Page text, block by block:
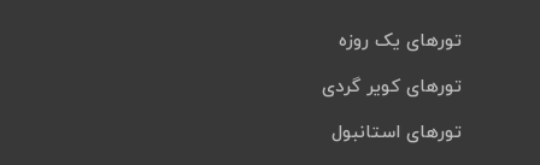
تورهای یک روزه
تورهای کویر گردی
تورهای استانبول